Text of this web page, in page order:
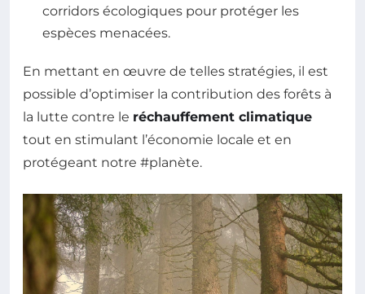
corridors écologiques pour protéger les
espèces menacées.
En mettant en œuvre de telles stratégies, il est
possible d’optimiser la contribution des forêts à
la lutte contre le réchauffement climatique
tout en stimulant l’économie locale et en
protégeant notre #planète.